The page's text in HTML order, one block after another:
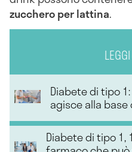
zucchero per lattina.
Diabete di tipo
agisce alla
Diabete di tipo